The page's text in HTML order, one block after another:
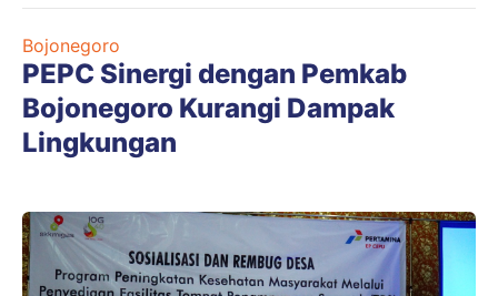
Bojonegoro
PEPC Sinergi dengan Pemkab
Bojonegoro Kurangi Dampak
Lingkungan